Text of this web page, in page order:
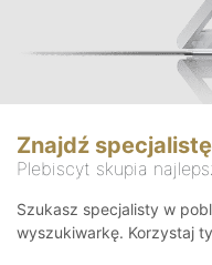
Znajdź specjalistę
Plebiscyt skupia
Szukasz specjalisty w
wyszukiwarkę. Korzystaj